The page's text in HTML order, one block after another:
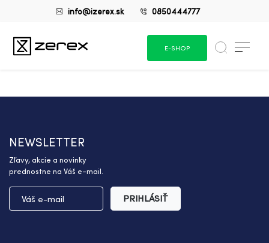
info@izerex.sk 0850444777
E-SHOP
NEWSLETTER
Zľavy, akcie a novinky
prednostne na Váš e-mail.
PRIHLÁSIŤ